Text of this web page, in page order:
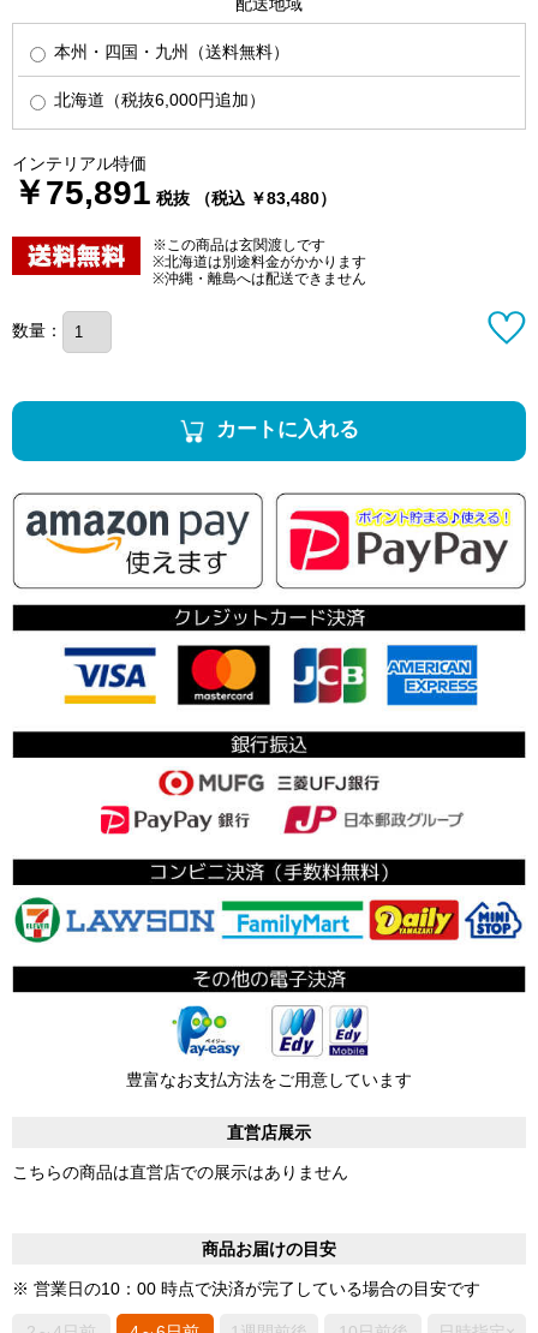
本州・四国・九州（送料無料）
北海道（税抜6,000円追加）
インテリアル特価
￥75,891 税抜 （税込 ￥83,480）
※この商品は玄関渡しです
※北海道は別途料金がかかります
※沖縄・離島へは配送できません
数量：
カートに入れる
豊富なお支払方法をご用意しています
直営店展示
こちらの商品は直営店での展示はありません
商品お届けの目安
※ 営業日の10：00 時点で決済が完了している場合の目安です